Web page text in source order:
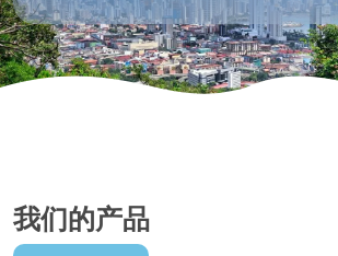
我们的产品